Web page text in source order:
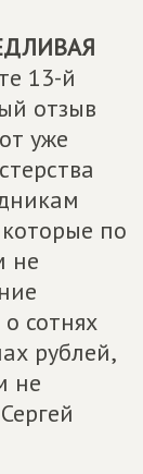
13-й
отзыв
уже
по
не
сотнях
рублей,
не